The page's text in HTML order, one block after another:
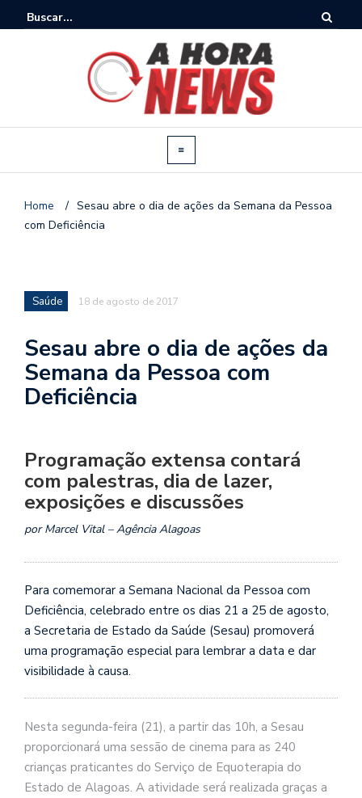
Home / Sesau abre o dia de ações da Semana da Pessoa
com Deficiência
Saúde 18 de agosto de 2017
Sesau abre o dia de ações da
Semana da Pessoa com
Deficiência
Programação extensa contará
com palestras, dia de lazer,
exposições e discussões
por Marcel Vital – Agência Alagoas
Para comemorar a Semana Nacional da Pessoa com
Deficiência, celebrado entre os dias 21 a 25 de agosto,
a Secretaria de Estado da Saúde (Sesau) promoverá
uma programação especial para lembrar a data e dar
visibilidade à causa.
Nesta segunda-feira (21), a partir das 10h, a Sesau
proporcionará uma sessão de cinema para as 240
crianças praticantes do Serviço de Equoterapia do
Estado de Alagoas. A atividade será realizada graças a